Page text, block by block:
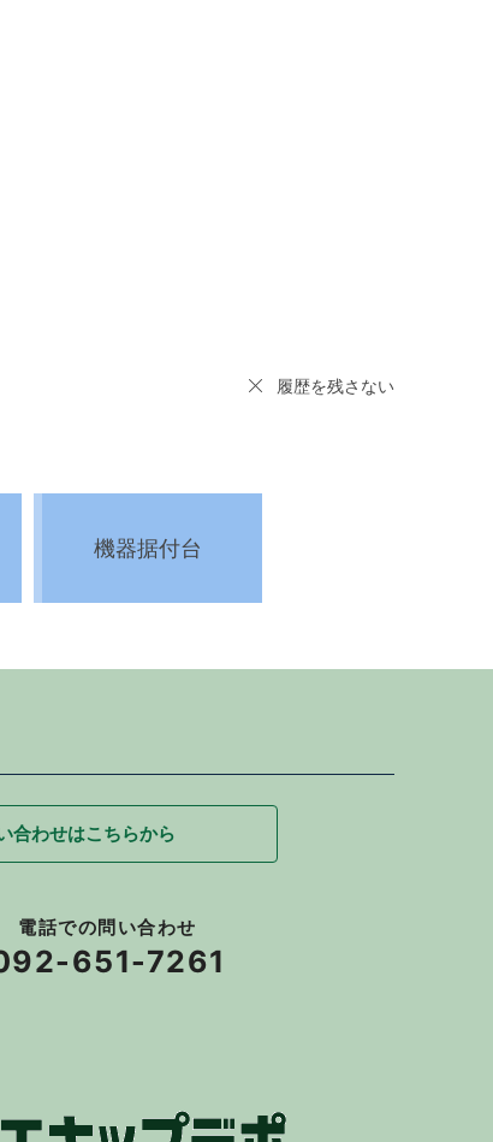
履歴を残さない
機器据付台
合わせはこちらから
電話での問い合わせ
651-7261